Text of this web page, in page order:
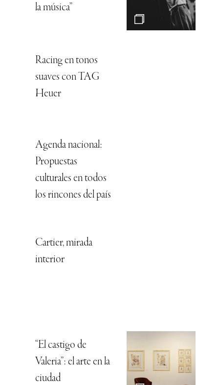
la música”
Racing en tonos
suaves con TAG
Heuer
Agenda nacional:
Propuestas
culturales en todos
los rincones del país
Cartier, mirada
interior
“El castigo de
Valeria”: el arte en la
ciudad